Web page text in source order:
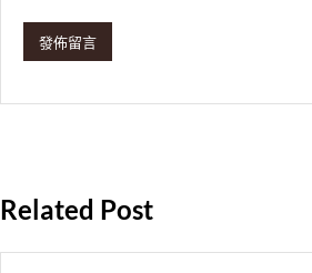
Related Post